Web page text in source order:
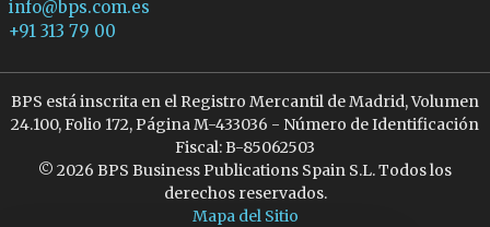
info@bps.com.es
+91 313 79 00
BPS está inscrita en el Registro Mercantil de Madrid, Volumen
24.100, Folio 172, Página M-433036 - Número de Identificación
Fiscal: B-85062503
© 2026 BPS Business Publications Spain S.L. Todos los
derechos reservados.
Mapa del Sitio